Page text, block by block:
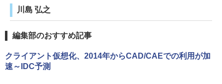
川島 弘之
編集部のおすすめ記事
クライアント仮想化、2014年からCAD/CAEでの利用が加
速～IDC予測